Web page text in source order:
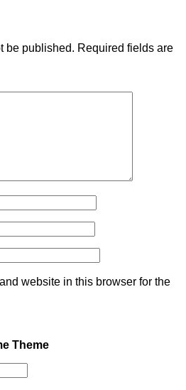
be published. Required fields are
website in this browser for the
Theme